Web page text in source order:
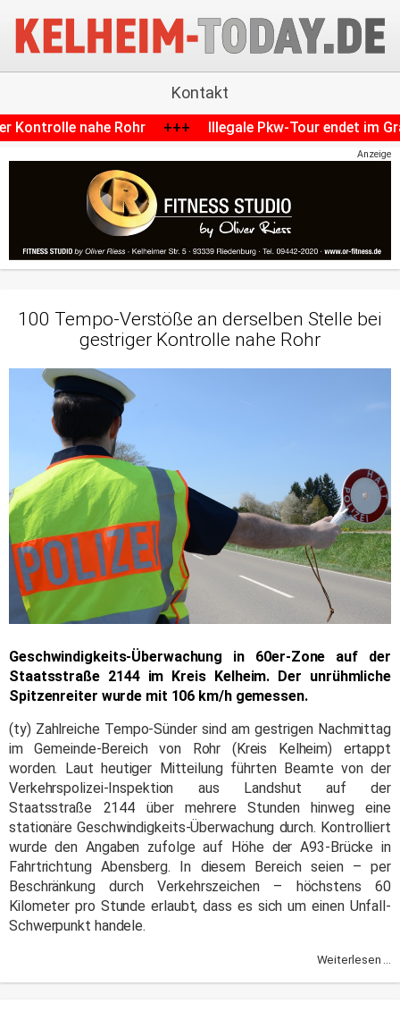
Kontakt
+++ Illegale Pkw-Tour endet im Graben: 17-Jähriger
Anzeige
100 Tempo-Verstöße an derselben Stelle bei
gestriger Kontrolle nahe Rohr
Geschwindigkeits-Überwachung in 60er-Zone auf der
Staatsstraße 2144 im Kreis Kelheim. Der unrühmliche
Spitzenreiter wurde mit 106 km/h gemessen.
(ty) Zahlreiche Tempo-Sünder sind am gestrigen Nachmittag
im Gemeinde-Bereich von Rohr (Kreis Kelheim) ertappt
worden. Laut heutiger Mitteilung führten Beamte von der
Verkehrspolizei-Inspektion aus Landshut auf der
Staatsstraße 2144 über mehrere Stunden hinweg eine
stationäre Geschwindigkeits-Überwachung durch. Kontrolliert
wurde den Angaben zufolge auf Höhe der A93-Brücke in
Fahrtrichtung Abensberg. In diesem Bereich seien – per
Beschränkung durch Verkehrszeichen – höchstens 60
Kilometer pro Stunde erlaubt, dass es sich um einen Unfall-
Schwerpunkt handele.
Weiterlesen ...